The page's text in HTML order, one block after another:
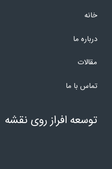
خانه
درباره ما
مقالات
تماس با ما
توسعه افراز روی نقشه